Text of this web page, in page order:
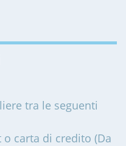
tra le seguenti
carta di credito (Da